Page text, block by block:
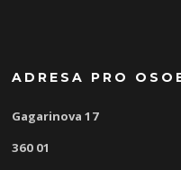
ADRESA PRO
Gagarinova 17
360 01